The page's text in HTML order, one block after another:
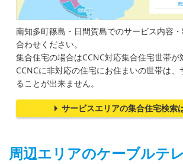
南知多町篠島・日間賀島でのサービス内容
合わせください。
集合住宅の場合はCCNC対応集合住宅世帯が
CCNCに非対応の住宅にお住まいの世帯は、
ることが出来ません。
サービスエリアの集合住宅検索
周辺エリアのケーブルテ